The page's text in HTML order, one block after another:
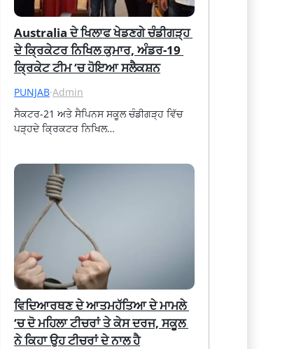
Australia ਦੇ ਖਿਲਾਫ ਖੇਡਣਗੇ ਚੰਡੀਗੜ੍ਹ
ਦੇ ਕ੍ਰਿਕੇਟਰ ਨਿਖਿਲ ਕੁਮਾਰ, ਅੰਡਰ-19
ਕ੍ਰਿਕੇਟ ਟੀਮ ‘ਚ ਹੋਇਆ ਸਲੈਕਸ਼ਨ
PUNJAB·Admin
ਸੈਕਟਰ-21 ਅਤੇ ਸੈਪਿਨਸ ਸਕੂਲ ਚੰਡੀਗੜ੍ਹ ਵਿੱਚ
ਪੜ੍ਹਦੇ ਕ੍ਰਿਕਟਰ ਨਿਖਿਲ…
ਵਿਦਿਆਰਥਣ ਦੇ ਆਤਮਹੱਤਿਆ ਦੇ ਮਾਮਲੇ
‘ਚ ਦੋ ਮਹਿਲਾ ਟੀਚਰਾਂ ਤੇ ਕੇਸ ਦਰਜ, ਸਕੂਲ
ਨੇ ਕਿਹਾ ਉਹ ਟੀਚਰਾਂ ਦੇ ਨਾਲ ਹੈ